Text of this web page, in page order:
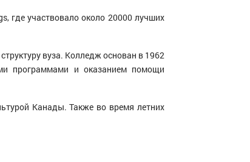
где участвовало около 20000 лучших
вуза. Колледж основан в 1962
программами и оказанием помощи
Канады. Также во время летних